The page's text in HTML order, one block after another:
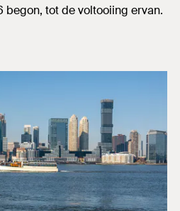
begon, tot de voltooiing ervan.